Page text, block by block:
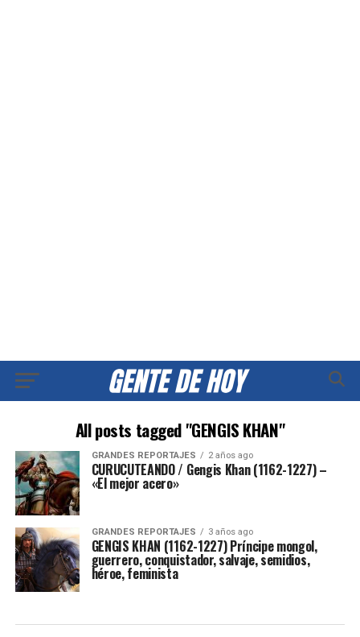
All posts tagged "GENGIS KHAN"
GRANDES REPORTAJES 2 años ago
CURUCUTEANDO / Gengis Khan (1162-1227) –
«El mejor acero»
GRANDES REPORTAJES 3 años ago
GENGIS KHAN (1162-1227) Príncipe mongol,
guerrero, conquistador, salvaje, semidios,
héroe, feminista